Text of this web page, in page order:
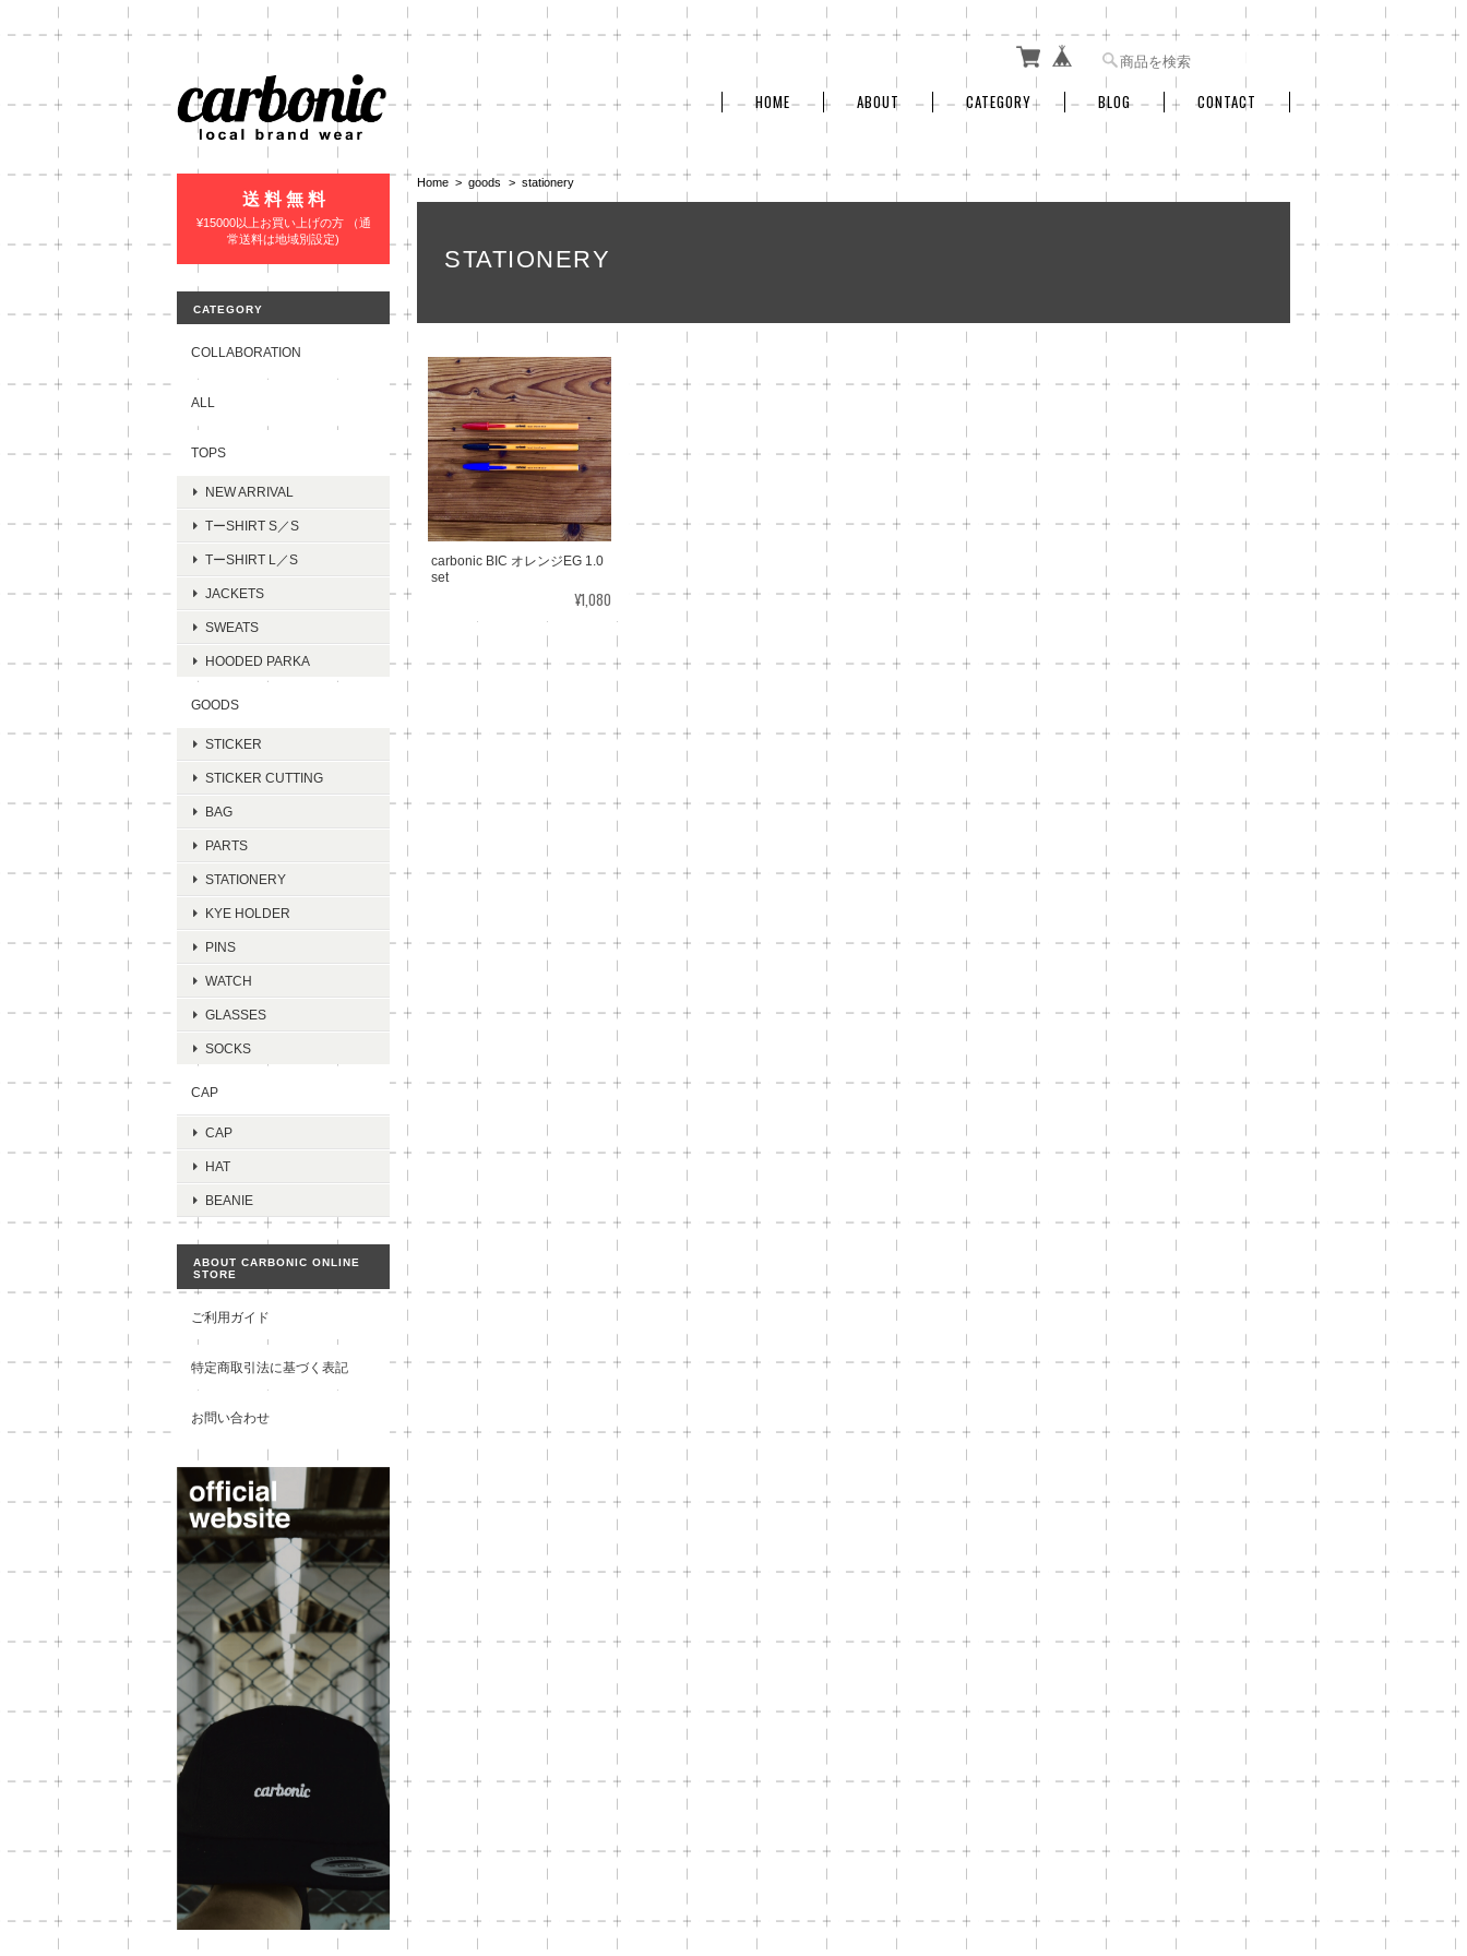
HOME ABOUT CATEGORY BLOG CONTACT
Home goods stationery
STATIONERY
carbonic BIC オレンジEG 1.0
set
¥1,080
送 料 無 料
¥15000以上お買い上げの方 （通
常送料は地域別設定)
CATEGORY
COLLABORATION
ALL
TOPS
NEW ARRIVAL
TーSHIRT S／S
TーSHIRT L／S
JACKETS
SWEATS
HOODED PARKA
GOODS
STICKER
STICKER CUTTING
BAG
PARTS
STATIONERY
KYE HOLDER
PINS
WATCH
GLASSES
SOCKS
CAP
CAP
HAT
BEANIE
ABOUT CARBONIC ONLINE
STORE
ご利用ガイド
特定商取引法に基づく表記
お問い合わせ